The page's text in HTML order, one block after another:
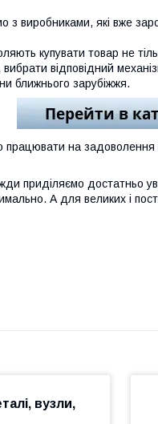
з виробниками, які вже
купувати товар не
відповідний
ближнього зарубіжжя.
на задоволення
приділяємо достатньо
А для великих і
вузли,